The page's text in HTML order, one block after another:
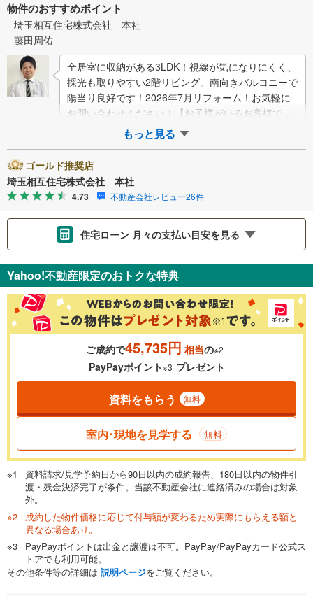
物件のおすすめポイント
埼玉相互住宅株式会社 本社
藤田周佑
全居室に収納がある3LDK！視線が気になりにくく、
採光も取りやすい2階リビング。南向きバルコニーで
陽当り良好です！2026年7月リフォーム！お気軽に
お問い合わせください！【お子様がいるお客様でも
安心】本社来店専用のキッズスペースを…
もっと見る
ゴールド推奨店
埼玉相互住宅株式会社 本社
4.73 不動産会社レビュー26件
住宅ローン 月々の支払い目安を見る
金利 ％
0.01%
一般的には最長35年まで借り入れ可能です。多くの金融機関
が完済時の年齢は80歳までを条件としています。
閉じる
頭金 万円
0万円 3,049万円
自己資金から住宅購入にかけられる金額を入力してくださ
い。一般的には物件価格の2割までが目安です。
閉じる
ボーナス
万円
Yahoo!不動産限定のおトクな特典
ご成約で45,735円 相当の※2
PayPayポイント※3 プレゼント
資料をもらう 無料
室内･現地を見学する 無料
資料請求/見学予約日から90日以内の成約報告、180日以内の物件引
渡・残金決済完了が条件。当該不動産会社に連絡済みの場合は対象
外。
成約した物件価格に応じて付与額が変わるため実際にもらえる額と
異なる場合あり。
PayPayポイントは出金と譲渡は不可。PayPay/PayPayカード公式ス
トアでも利用可能。
その他条件等の詳細は 説明ページをご覧ください。